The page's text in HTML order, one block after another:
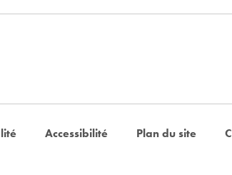
Accessibilité Plan du site